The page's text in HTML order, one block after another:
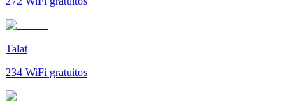
Talat
234 WiFi gratuitos